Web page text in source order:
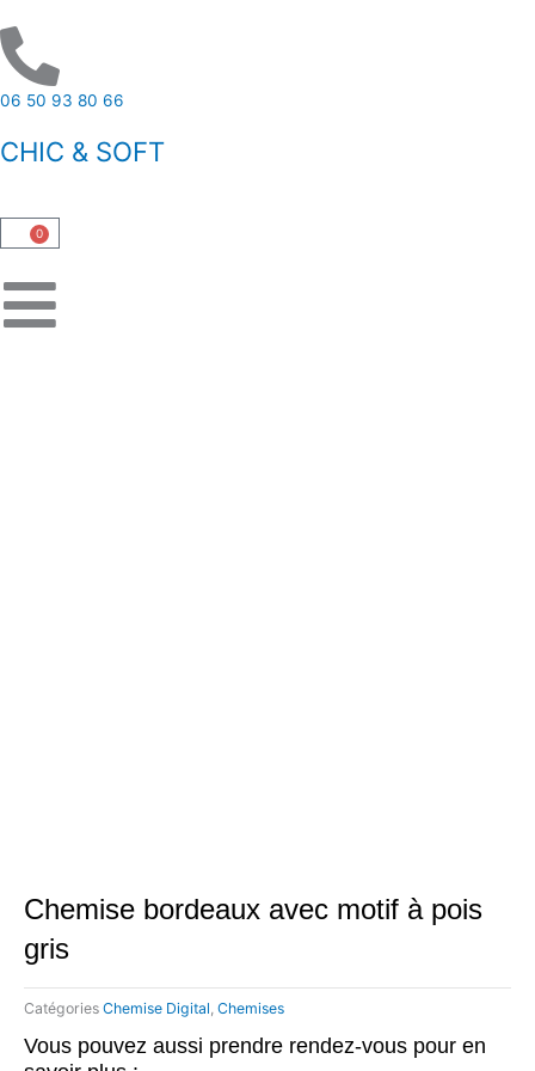
au
contenu
06 50 93 80 66
CHIC & SOFT
0
Panier
Chemise bordeaux avec motif à pois
gris
Catégories Chemise Digital, Chemises
Vous pouvez aussi prendre rendez-vous pour en